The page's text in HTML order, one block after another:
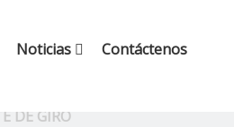
Noticias Contáctenos
DE GIRO